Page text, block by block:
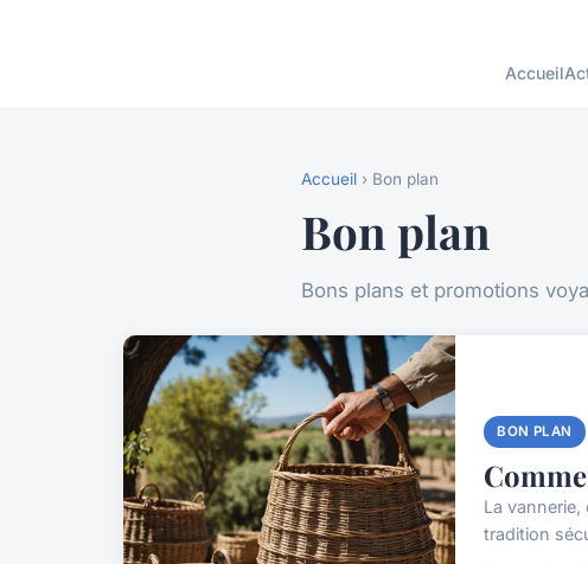
Accueil
Accueil › Bon plan
Bon plan
Bons plans et promotions
BON PLAN
La
tradition